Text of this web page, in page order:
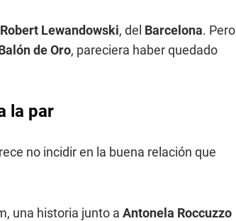
Robert Lewandowski, del Barcelona. Pero
de Oro, pareciera haber quedado
la par
no incidir en la buena relación que
una historia junto a Antonela Roccuzzo